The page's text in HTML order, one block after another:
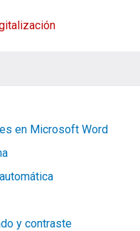
en Microsoft Word
y contraste